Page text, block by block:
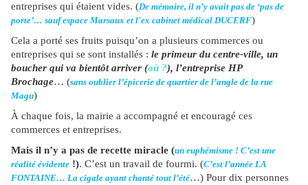
entreprises qui étaient vides. (De mémoire, il n’y avait pas de ‘pas de
porte’… sauf espace Marsaux et l'ex cabinet médical DUCERF)
Cela a porté ses fruits puisqu’on a plusieurs commerces ou
entreprises qui se sont installés : le primeur du centre-ville, un
boucher qui va bientôt arriver (où ?), l’entreprise HP
Brochage… (sans oublier l’épicerie de quartier de l’angle de la rue
Magu)
À chaque fois, la mairie a accompagné et encouragé ces
commerces et entreprises.
Mais il n’y a pas de recette miracle (un euphémisme ! C’est une
réalité évidente !). C’est un travail de fourmi. (C’est l’année LA
FONTAINE… La cigale ayant chanté tout l’été…) Pour dix personnes